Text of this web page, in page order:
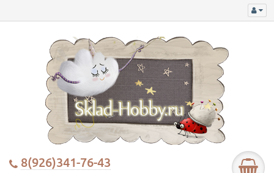
8(926)341-76-43